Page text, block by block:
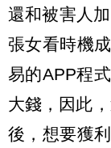
還和被害人
張女看時機
易的APP程
大錢，因此
後，想要獲